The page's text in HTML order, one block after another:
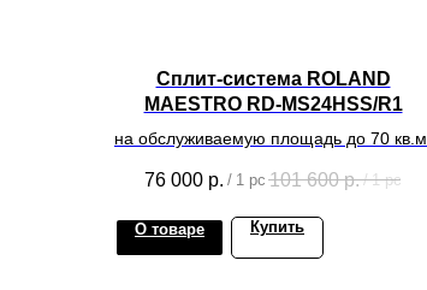
Сплит-система ROLAND
MAESTRO RD-MS24HSS/R1
на обслуживаемую площадь до 70 кв.м.
76 000 р. / 1 pc 101 600 р. / 1 pc
О товаре Купить